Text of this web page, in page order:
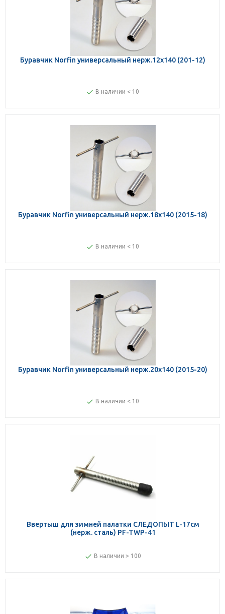
Буравчик Norfin универсальный нерж.12х140 (201-12)
В наличии < 10
Буравчик Norfin универсальный нерж.18х140 (2015-18)
В наличии < 10
Буравчик Norfin универсальный нерж.20х140 (2015-20)
В наличии < 10
Ввертыш для зимней палатки СЛЕДОПЫТ L-17см
(нерж. сталь) PF-TWP-41
В наличии > 100